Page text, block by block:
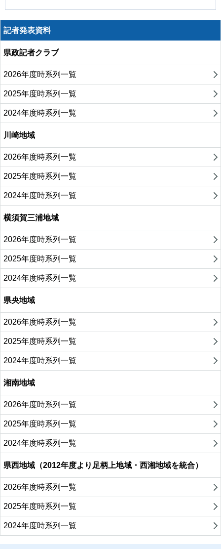
記者発表資料
県政記者クラブ
2026年度時系列一覧
2025年度時系列一覧
2024年度時系列一覧
川崎地域
2026年度時系列一覧
2025年度時系列一覧
2024年度時系列一覧
横須賀三浦地域
2026年度時系列一覧
2025年度時系列一覧
2024年度時系列一覧
県央地域
2026年度時系列一覧
2025年度時系列一覧
2024年度時系列一覧
湘南地域
2026年度時系列一覧
2025年度時系列一覧
2024年度時系列一覧
県西地域（2012年度より足柄上地域・西湘地域を統合）
2026年度時系列一覧
2025年度時系列一覧
2024年度時系列一覧